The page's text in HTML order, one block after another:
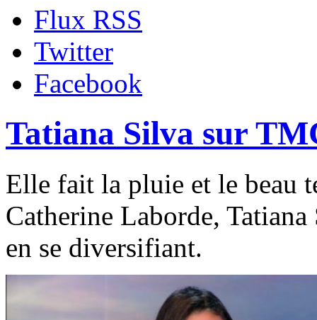
Flux RSS
Twitter
Facebook
Tatiana Silva sur
Elle fait la pluie et le beau
Catherine Laborde,
en se diversifiant.